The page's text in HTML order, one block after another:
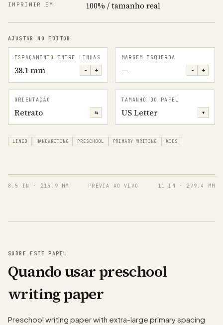
IMPRIMIR EM 100% / tamanho real
AJUSTAR NO EDITOR
ESPAÇAMENTO ENTRE LINHAS
38.1 mm − +
MARGEM ESQUERDA
— − +
ORIENTAÇÃO
Retrato ⇆
TAMANHO DO PAPEL
US Letter ▾
LINED HANDWRITING PRESCHOOL PRIMARY WRITING KIDS
8.5 IN · 215.9 MM PRÉVIA AO VIVO 11 IN · 279.4 MM
SOBRE ESTE PAPEL
Quando usar preschool
writing paper
Preschool writing paper with extra-large primary spacing